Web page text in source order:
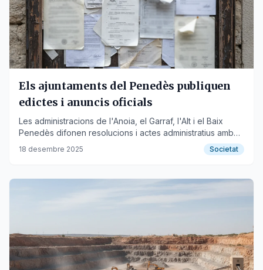
Els ajuntaments del Penedès publiquen
edictes i anuncis oficials
Les administracions de l'Anoia, el Garraf, l'Alt i el Baix
Penedès difonen resolucions i actes administratius amb
períodes d'exposició pública.
18 desembre 2025 Societat